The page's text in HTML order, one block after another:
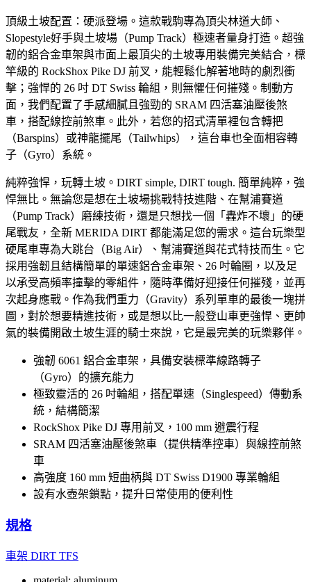
頂級土坡配置：硬派登場。這款戰駒專為頂尖林道大師、
Slopestyle好手與土坡場（Pump Track）極速者量身打造。超強
韌的鋁合金車架與市面上最頂尖的土坡專用裝備完美結合，標
竿級的 RockShox Pike DJ 前叉，能輕鬆化解著地時的劇烈衝
擊；強悍的 26 吋 DT Swiss 輪組，則無懼任何摧殘。制動方
面，我們配置了手感細膩且強勁的 SRAM 四活塞油壓後煞
車，搭配線控前煞車。此外，若您的招式清單裡包含轉把
（Barspins）或神龍擺尾（Tailwhips），這台車也全面相容轉
子（Gyro）系統。
純粹強悍，玩轉土坡。DIRT simple, DIRT tough. 簡單純粹，強
悍無比。無論您是想在土坡場挑戰特技進階、在幫浦賽道
（Pump Track）磨練技術，還是只想找一個「轟炸不壞」的硬
尾戰友，全新 MERIDA DIRT 都能滿足您的需求。這台玩樂型
硬尾車專為大跳台（Big Air）、幫浦賽道與花式特技而生。它
採用強韌且結構簡單的單速鋁合金車架、26 吋輪圈，以及足
以承受高頻率撞擊的零組件，隨時準備好迎接任何摧殘，並再
次起身應戰。作為我們重力（Gravity）系列單車的最後一塊拼
圖，對於想要精進技術，或是想以比一般登山車更強悍、更帥
氣的裝備開啟土坡生涯的騎士來說，它是最完美的玩樂夥伴。
強韌 6061 鋁合金車架，具備安裝標準線路轉子
（Gyro）的擴充能力
極致靈活的 26 吋輪組，搭配單速（Singlespeed）傳動系
統，結構簡潔
RockShox Pike DJ 專用前叉，100 mm 避震行程
SRAM 四活塞油壓後煞車（提供精準控車）與線控前煞
車
高強度 160 mm 短曲柄與 DT Swiss D1900 專業輪組
設有水壺架鎖點，提升日常使用的便利性
規格
車架 DIRT TFS